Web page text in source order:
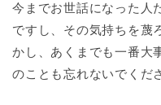
今までお世話になった人
ですし、その気持ちを蔑
かし、あくまでも一番大
のことも忘れないでくだ